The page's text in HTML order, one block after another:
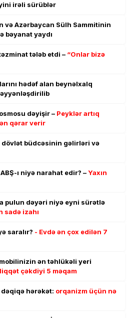
irəli sürüblər
və Azərbaycan Sülh Sammitinin
bəyanat yaydı
tələb etdi – “Onlar bizə
hədəf alan beynəlxalq
dəyişir – Peyklər artıq
qərar verir
dövlət büdcəsinin gəlirləri və
ı niyə narahat edir? –Yaxın
pulun dəyəri niyə eyni sürətlə
sadə izahı
saralır? - Evdə ən çox edilən 7
ən təhlükəli yeri
çəkdiyi 5 məqam
hərəkət: orqanizm üçün nə